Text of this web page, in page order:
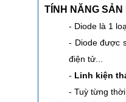
TÍNH NĂNG SẢN
- Diode là 1
- Diode được
điện tử...
- Linh kiện
- Tuỳ từng